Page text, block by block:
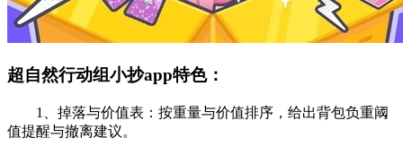
超自然行动组小抄app特色：
1、掉落与价值表：按重量与价值排序，给出背包负重阈
值提醒与撤离建议。